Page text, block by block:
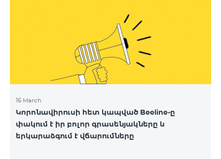
16 March
Կորոնավիրուսի հետ կապված Beeline-ը
փակում է իր բոլոր գրասենյակները և
երկարաձգում է վճարումները